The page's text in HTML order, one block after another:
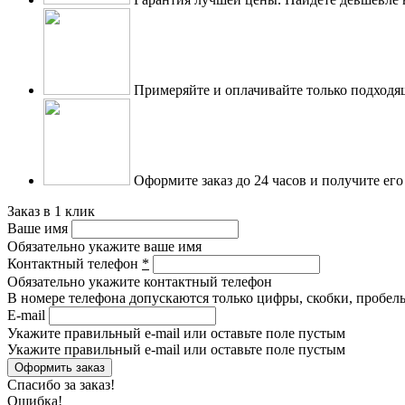
Примеряйте и оплачивайте только
Оформите заказ до 24 часов и получите
Заказ в 1 клик
Ваше имя
Обязательно укажите ваше имя
Контактный телефон *
Обязательно укажите контактный телефон
В номере телефона допускаются только цифры, скобки,
E-mail
Укажите правильный e-mail или оставьте поле пустым
Укажите правильный e-mail или оставьте поле пустым
Спасибо за заказ!
Ошибка!